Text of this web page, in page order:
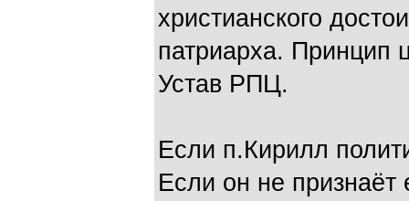
христианского
патриарха. Принцип
Устав РПЦ.
Если п.Кирилл
Если он не признаёт